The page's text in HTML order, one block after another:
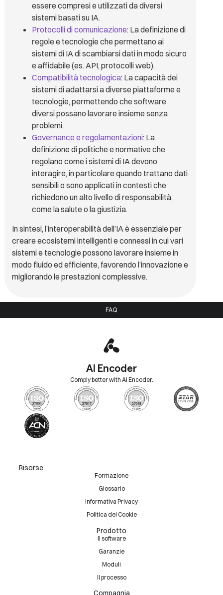
essere compresi e utilizzati da diversi
sistemi basati su IA.
Protocolli di comunicazione: La definizione di
regole e tecnologie che permettano ai
sistemi di IA di scambiarsi dati in modo sicuro
e affidabile (es. API, protocolli web).
Compatibilità tecnologica: La capacità dei
sistemi di adattarsi a diverse piattaforme e
tecnologie, permettendo che software
diversi possano lavorare insieme senza
problemi.
Governance e regolamentazioni: La
definizione di politiche e normative che
regolano come i sistemi di IA devono
interagire, in particolare quando trattano dati
sensibili o sono applicati in contesti che
richiedono un alto livello di responsabilità,
come la salute o la giustizia.
In sintesi, l’interoperabilità dell’IA è essenziale per
creare ecosistemi intelligenti e connessi in cui vari
sistemi e tecnologie possono lavorare insieme in
modo fluido ed efficiente, favorendo l’innovazione e
migliorando le prestazioni complessive.
FAQ
AI Encoder
Comply better with AI Encoder.
Prodotto
Il software
Garanzie
Moduli
Il processo
Compagnia
Risorse
Formazione
Glossario
Informativa Privacy
Politica dei Cookie